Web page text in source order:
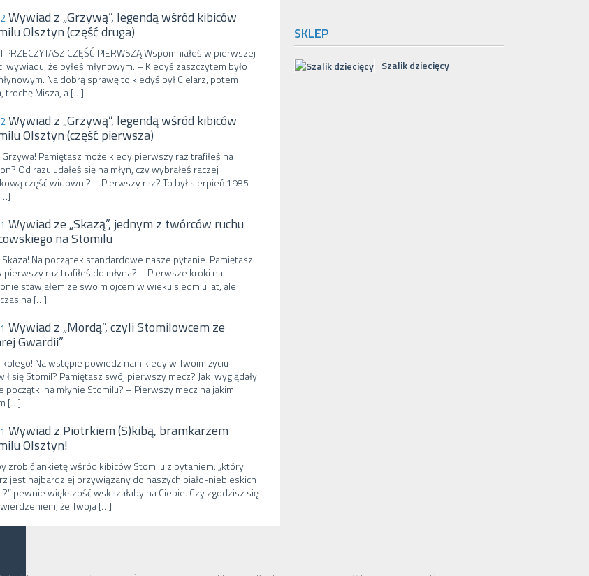
Wywiad z „Grzywą”, legendą wśród kibiców
Olsztyn (część druga)
PRZECZYTASZ CZĘŚĆ PIERWSZĄ Wspomniałeś w pierwszej
wywiadu, że byłeś młynowym. – Kiedyś zaszczytem było
Na dobrą sprawę to kiedyś był Cielarz, potem
trochę Misza, a […]
Wywiad z „Grzywą”, legendą wśród kibiców
Olsztyn (część pierwsza)
Pamiętasz może kiedy pierwszy raz trafiłeś na
Od razu udałeś się na młyn, czy wybrałeś raczej
część widowni? – Pierwszy raz? To był sierpień 1985
Wywiad ze „Skazą”, jednym z twórców ruchu
na Stomilu
Na początek standardowe nasze pytanie. Pamiętasz
pierwszy raz trafiłeś do młyna? – Pierwsze kroki na
stawiałem ze swoim ojcem w wieku siedmiu lat, ale
na […]
Wywiad z „Mordą”, czyli Stomilowcem ze
Gwardii”
Na wstępie powiedz nam kiedy w Twoim życiu
się Stomil? Pamiętasz swój pierwszy mecz? Jak wyglądały
początki na młynie Stomilu? – Pierwszy mecz na jakim
[…]
Wywiad z Piotrkiem (S)kibą, bramkarzem
Olsztyn!
zrobić ankietę wśród kibiców Stomilu z pytaniem: „który
jest najbardziej przywiązany do naszych biało-niebieskich
pewnie większość wskazałaby na Ciebie. Czy zgodzisz się
że Twoja […]
SKLEP
Szalik dziecięcy